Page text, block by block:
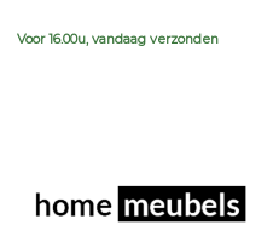
Voor 16.00u, vandaag verzonden